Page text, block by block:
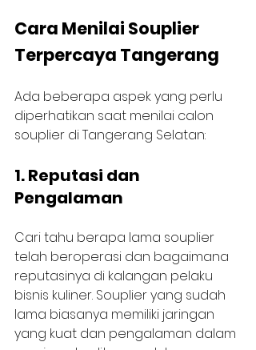
Cara Menilai Souplier
Terpercaya Tangerang
Ada beberapa aspek yang perlu
diperhatikan saat menilai calon
souplier di Tangerang Selatan:
1. Reputasi dan
Pengalaman
Cari tahu berapa lama souplier
telah beroperasi dan bagaimana
reputasinya di kalangan pelaku
bisnis kuliner. Souplier yang sudah
lama biasanya memiliki jaringan
yang kuat dan pengalaman dalam